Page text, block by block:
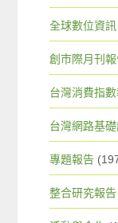
全球數位資訊
創市際月刊
台灣消費指
台灣網路基
專題報告
整合研究報告